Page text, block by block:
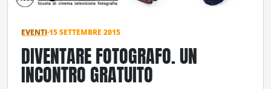
EVENTI·15 SETTEMBRE 2015
DIVENTARE FOTOGRAFO. UN
INCONTRO GRATUITO